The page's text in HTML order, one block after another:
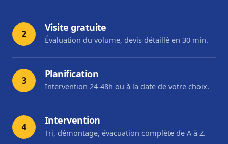
2
Visite gratuite
Évaluation du volume, devis détaillé en 30 min.
3
Planification
Intervention 24-48h ou à la date de votre choix.
4
Intervention
Tri, démontage, évacuation complète de A à Z.